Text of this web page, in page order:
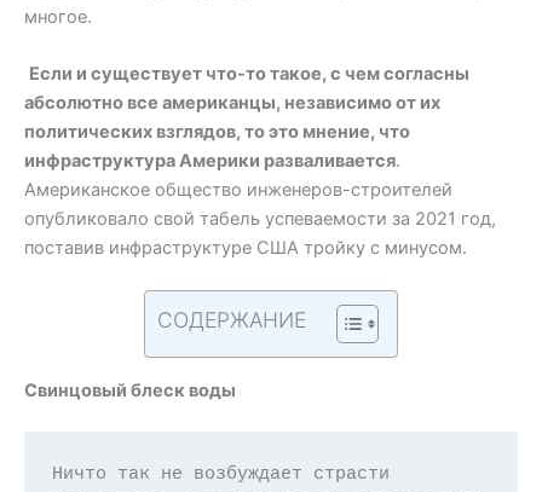
многое.
Если и существует что-то такое, с чем согласны
абсолютно все американцы, независимо от их
политических взглядов, то это мнение, что
инфраструктура Америки разваливается.
Американское общество инженеров-строителей
опубликовало свой табель успеваемости за 2021 год,
поставив инфраструктуре США тройку с минусом.
СОДЕРЖАНИЕ
Свинцовый блеск воды
Ничто так не возбуждает страсти